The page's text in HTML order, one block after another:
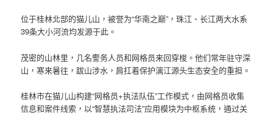
位于桂林北部的猫儿山，被誉为“华南之巅”，珠江、长江两大水系
39条大小河流均发源于此。
茂密的山林里，几名警务人员和网格员来回穿梭。他们常年驻守深
山，寒来暑往，跋山涉水，肩扛着保护漓江源头生态安全的重担。
桂林市在猫儿山构建“网格员+执法队伍”工作模式，由网格员收集
信息和案件线索，以“智慧执法司法”应用模块为中枢系统，通过关